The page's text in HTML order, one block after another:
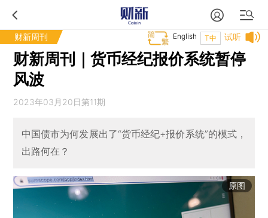
财新周刊 试听
T中
English
财新周刊｜货币经纪报价系统暂停
风波
2023年03月20日第11期
中国债市为何发展出了“货币经纪+报价系统”的模式，
出路何在？
原图